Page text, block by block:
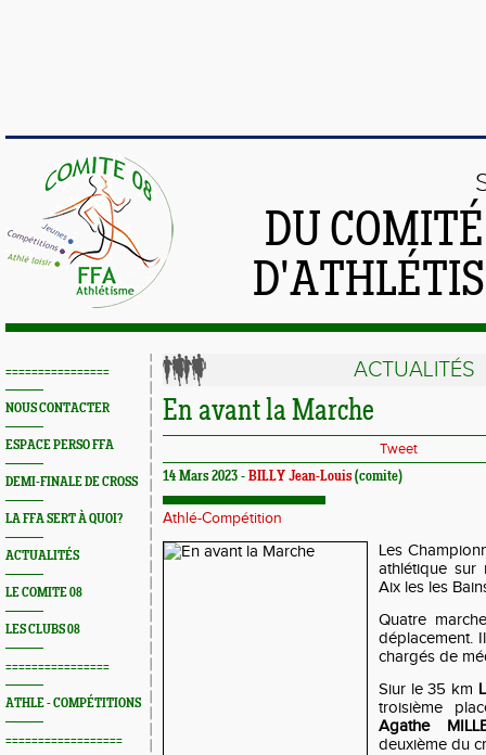
DU
================
NOUS CONTACTER
ESPACE PERSO FFA
DEMI-FINALE DE CROSS
LA FFA SERT À QUOI?
ACTUALITÉS
LE COMITE 08
LES CLUBS 08
================
ATHLE - COMPÉTITIONS
==================
ACTUALITÉS
En avant la Marche
Tweet
14 Mars 2023 - BILLY Jean-Louis(comite)
Athlé-Compétition
Les
athlétique sur
Aix les les
Quatre
déplacement.
chargés de
Siur le 35 km
troisième
Agathe
deuxième du